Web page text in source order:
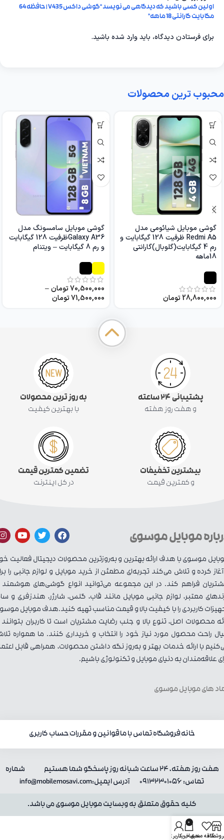
اولین کسی باشید که دیدگاهی می نویسد “گوشی داکس V435 | حافظه 64
مگابایت گارانتی 18 ماهه”
برای فرستادن دیدگاه، بایدوارد شده باشید.
محبوب ترین محصولات
گوشی موبایل شیائومی مدل
Redmi A5 ظرفیت 128 گیگابایت و
رم 4 گیگابایت(گلوبال)گارانتی
18ماهه
28,800,000تومان
گوشی موبایل سامسونگ مدل
Galaxy A36ظرفیت 128 گیگابایت
و رم 8 گیگابایت – ویتنام
70,500,000تومان–
71,500,000تومان
پشتیبانی ۲۴ ساعته
و هفت روز هفته
به روز ترین محصولات
با بهترین کیفیت
بیشترین تخفیفات
و کمترین قیمت
تضمین کمترین قیمت
در کل اینترنت
موبایل موسوی
موسوی با هدف ارائه بهترین و به‌روزترین محصولات دیجیتال فعالیت
آغاز کرده و تلاش می‌کند تجربه‌ای مطمئن از خرید موبایل و لوازم جانبی را
فراهم کند. در این مجموعه می‌توانید انواع گوشی‌های هوشمند
معتبر، لوازم جانبی موبایل مانند قاب، گلس، شارژر، هندزفری و
کاربردی را با کیفیت بالا و قیمت مناسب تهیه کنید.هدف موبایل
محصولات اصل، تنوع بالا و جلب رضایت مشتریان است تا کاربران بتوانند
راحت محصول مورد نیاز خود را انتخاب و خریداری کنند. ما همواره
با ارائه خدمات بهتر و به‌روز نگه داشتن محصولات، همراهی قابل
علاقه‌مندان به دنیای موبایل و تکنولوژی باشیم.
های موبایل موسوی
خانهفروشگاهتماس با ماقوانین و مقرراتحساب کاربری
هفت روز هفته، 24 ساعت شبانه روز پاسخگو شما هستیم شماره
تماس: 09132301056 آدرس ایمیل:info@mobilemosavi.com
کلیه حقوق متعلق به وبسایت موبایل موسوی می باشد.
علاقه مندی
0
سبد خرید
حساب کاربری من